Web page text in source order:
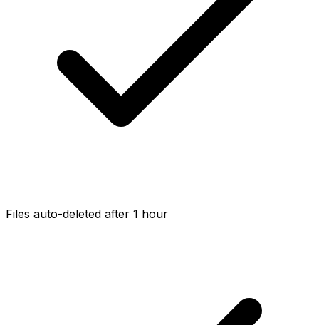
Files auto-deleted after 1 hour